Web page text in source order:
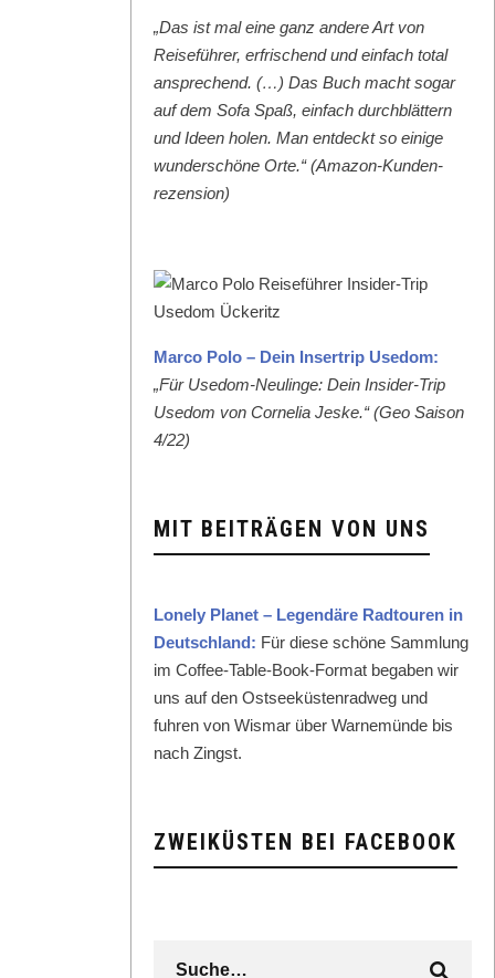
„Das ist mal eine ganz andere Art von
Reise­führer, erfrischend und ein­fach total
ansprechend. (…) Das Buch macht sog­ar
auf dem Sofa Spaß, ein­fach durch­blät­tern
und Ideen holen. Man ent­deckt so einige
wun­der­schöne Orte.“ (Ama­zon-Kun­den­
rezen­sion)
Mar­co Polo – Dein Inser­trip Use­dom:
„Für Use­dom-Neulinge: Dein Insid­er-Trip
Use­dom von Cor­nelia Jeske.“ (Geo Sai­son
4/22)
MIT BEITRÄGEN VON UNS
Lone­ly Plan­et – Leg­endäre Rad­touren in
Deutsch­land: Für diese schöne Samm­lung
im Cof­fee-Table-Book-For­mat begaben wir
uns auf den Ost­seeküsten­rad­weg und
fuhren von Wis­mar über Warnemünde bis
nach Zingst.
ZWEIKÜSTEN BEI FACEBOOK